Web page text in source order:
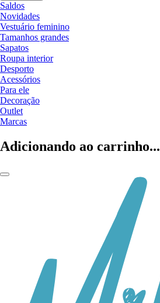
Saldos
Novidades
Vestuário feminino
Tamanhos grandes
Sapatos
Roupa interior
Desporto
Acessórios
Para ele
Decoração
Outlet
Marcas
Adicionando ao carrinho...